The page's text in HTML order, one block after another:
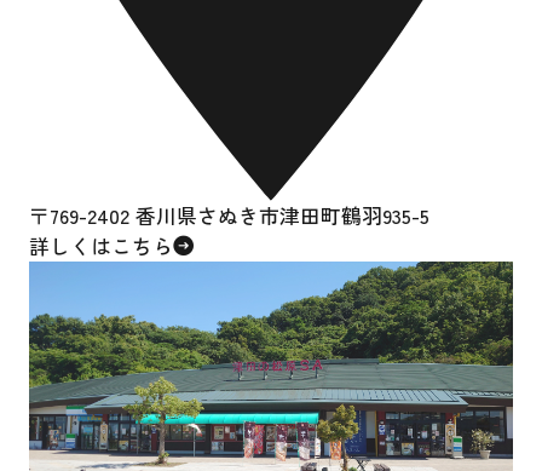
〒769-2402 香川県さぬき市津田町鶴羽935-5
詳しくはこちら